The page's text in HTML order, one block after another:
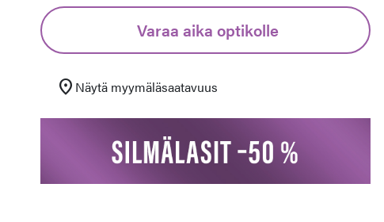
Varaa aika optikolle
location_on Näytä myymäläsaatavuus